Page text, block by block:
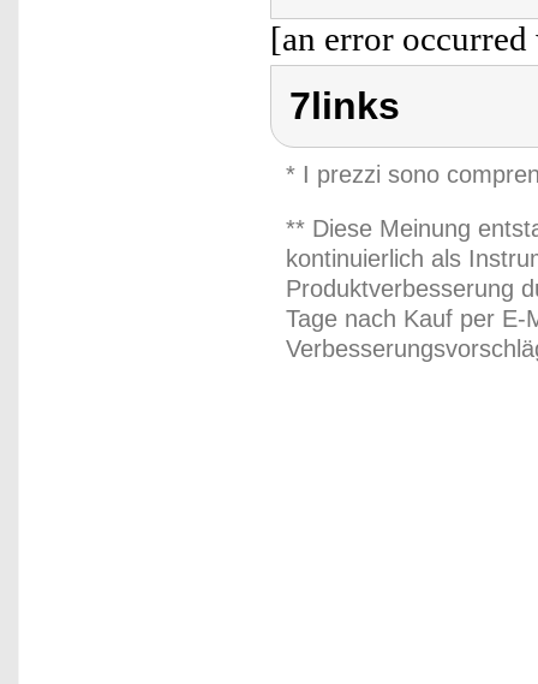
[an error
7links
* I prezzi sono
** Diese Meinung
kontinuierlich als
Produktverbesserung
Tage nach Kauf per E-